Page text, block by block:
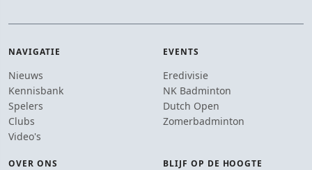
NAVIGATIE
Nieuws
Kennisbank
Spelers
Clubs
Video's
EVENTS
Eredivisie
NK Badminton
Dutch Open
Zomerbadminton
OVER ONS BLIJF OP DE HOOGTE